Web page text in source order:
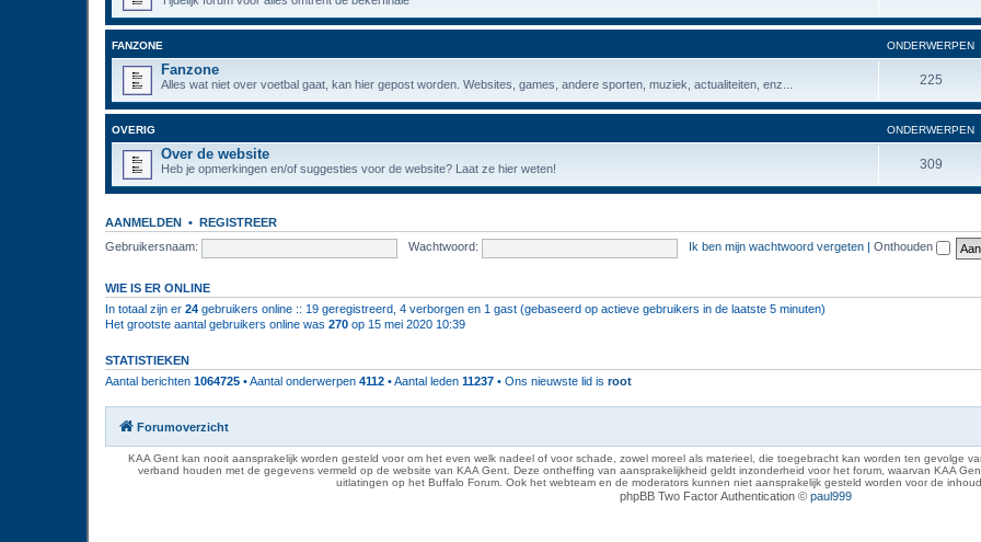
FANZONE ONDERWERPEN
Fanzone
Alles wat niet over voetbal gaat, kan hier gepost worden. Websites, games, andere sporten, muziek, actualiteiten, enz... 225
OVERIG ONDERWERPEN
Over de website
Heb je opmerkingen en/of suggesties voor de website? Laat ze hier weten! 309
AANMELDEN • REGISTREER
Gebruikersnaam:
Wachtwoord: Ik ben mijn wachtwoord vergeten Onthouden
WIE IS ER ONLINE
In totaal zijn er 24 gebruikers online :: 19 geregistreerd, 4 verborgen en 1 gast (gebaseerd op actieve gebruikers in de laatste 5 minuten)
Het grootste aantal gebruikers online was 270 op 15 mei 2020 10:39
STATISTIEKEN
Aantal berichten 1064725 • Aantal onderwerpen 4112 • Aantal leden 11237 • Ons nieuwste lid is root
Forumoverzicht
KAA Gent kan nooit aansprakelijk worden gesteld voor om het even welk nadeel of voor schade, zowel moreel als materieel, die toegebracht kan worden ten gevolge
verband houden met de gegevens vermeld op de website van KAA Gent. Deze ontheffing van aansprakelijkheid geldt inzonderheid voor het forum, waarvan KAA
uitlatingen op het Buffalo Forum. Ook het webteam en de moderators kunnen niet aansprakelijk gesteld worden voor de
phpBB Two Factor Authentication © paul999